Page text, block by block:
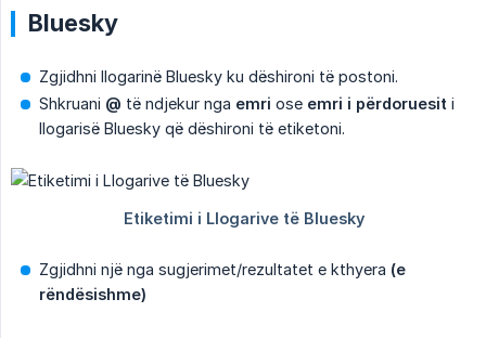
Bluesky
Zgjidhni llogarinë Bluesky ku dëshironi të postoni.
Shkruani @ të ndjekur nga emri ose emri i përdoruesit i
llogarisë Bluesky që dëshironi të etiketoni.
Zgjidhni një nga sugjerimet/rezultatet e kthyera (e
rëndësishme)